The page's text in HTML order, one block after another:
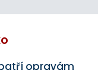
opravám